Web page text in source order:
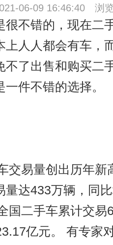
06-09 16:46:40 浏
很不错的，现在二
上人人都会有车，
不了出售和购买二
件不错的选择。
交易量创出历年新
量达433万辆，同
国二手车累计交易
亿元。 有专家